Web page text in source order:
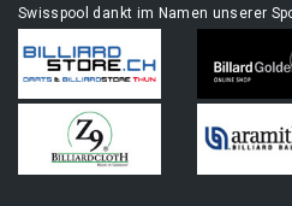
Swisspool dankt im Namen unserer